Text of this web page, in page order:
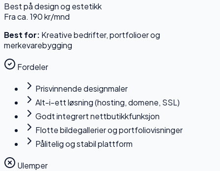
Best på design og estetikk
Fra ca. 190 kr/mnd
Best for: Kreative bedrifter, portfolioer og
merkevarebygging
Fordeler
Prisvinnende designmaler
Alt-i-ett løsning (hosting, domene, SSL)
Godt integrert nettbutikkfunksjon
Flotte bildegallerier og portfoliovisninger
Pålitelig og stabil plattform
Ulemper